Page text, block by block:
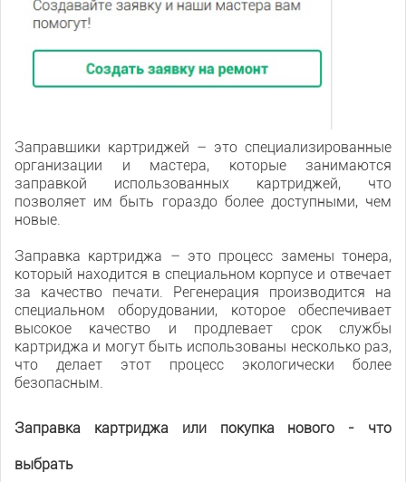
Заправщики картриджей – это специализированные
организации и мастера, которые занимаются
заправкой использованных картриджей, что
позволяет им быть гораздо более доступными, чем
новые.
Заправка картриджа – это процесс замены тонера,
который находится в специальном корпусе и отвечает
за качество печати. Регенерация производится на
специальном оборудовании, которое обеспечивает
высокое качество и продлевает срок службы
картриджа и могут быть использованы несколько раз,
что делает этот процесс экологически более
безопасным.
Заправка картриджа или покупка нового - что
выбрать